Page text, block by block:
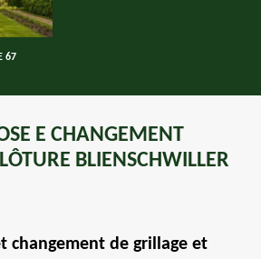
67
E CHANGEMENT
BLIENSCHWILLER
changement de grillage et